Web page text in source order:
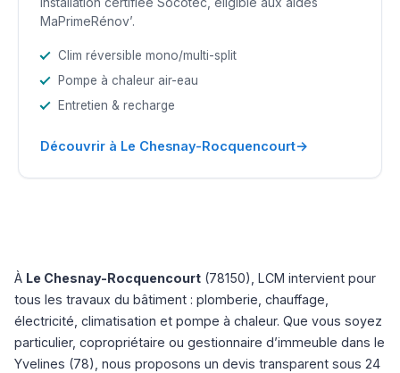
MaPrimeRénov’.
Clim réversible mono/multi-split
Pompe à chaleur air-eau
Entretien & recharge
Découvrir à Le Chesnay-Rocquencourt→
À Le Chesnay-Rocquencourt (78150), LCM intervient pour
tous les travaux du bâtiment : plomberie, chauffage,
électricité, climatisation et pompe à chaleur. Que vous soyez
particulier, copropriétaire ou gestionnaire d’immeuble dans le
Yvelines (78), nous proposons un devis transparent sous 24